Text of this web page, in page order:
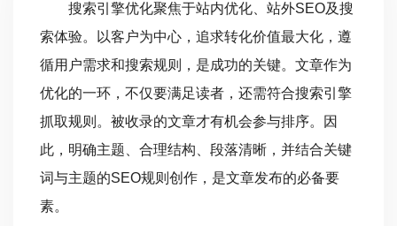
搜索引擎优化聚焦于站内优化、站外SEO及搜
索体验。以客户为中心，追求转化价值最大化，遵
循用户需求和搜索规则，是成功的关键。文章作为
优化的一环，不仅要满足读者，还需符合搜索引擎
抓取规则。被收录的文章才有机会参与排序。因
此，明确主题、合理结构、段落清晰，并结合关键
词与主题的SEO规则创作，是文章发布的必备要
素。